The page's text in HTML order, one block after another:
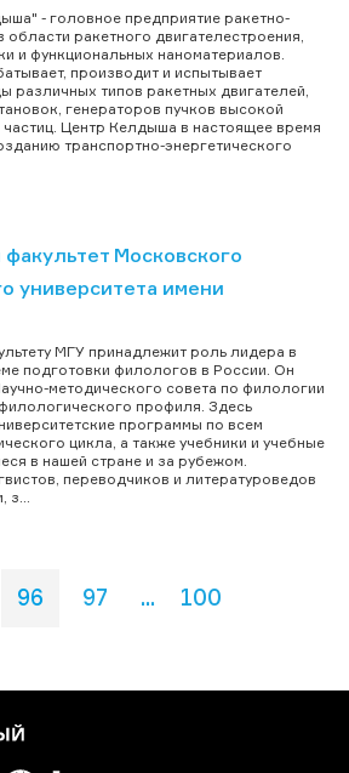
- головное предприятие ракетно-
ракетного двигателестроения,
и функциональных наноматериалов.
производит и испытывает
различных типов ракетных двигателей,
генераторов пучков высокой
частиц. Центр Келдыша в настоящее время
транспортно-энергетического
Московского
университета имени
МГУ принадлежит роль лидера в
подготовки филологов в России. Он
методического совета по филологии
профиля. Здесь
программы по всем
цикла, а также учебники и учебные
в нашей стране и за рубежом.
переводчиков и литературоведов
96 97 ... 100